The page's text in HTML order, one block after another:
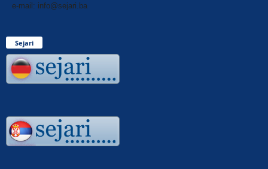
e-mail: info@sejari.ba
Sejari